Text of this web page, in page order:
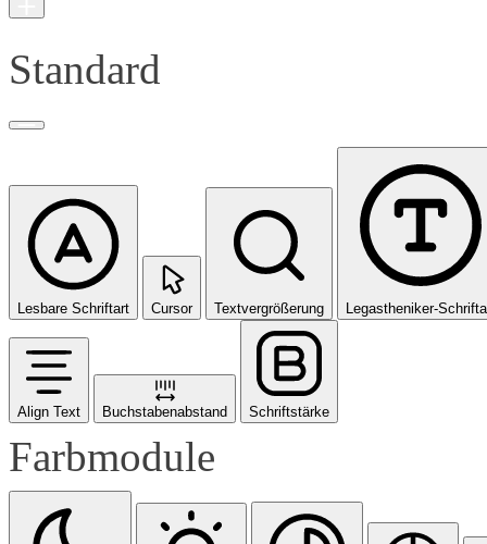
Standard
Lesbare Schriftart Cursor Textvergrößerung Legastheniker-
Align Text Buchstabenabstand Schriftstärke
Farbmodule